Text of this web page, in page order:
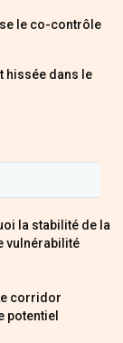
le co-contrôle
hissée dans le
la stabilité de la
vulnérabilité
corridor
potentiel